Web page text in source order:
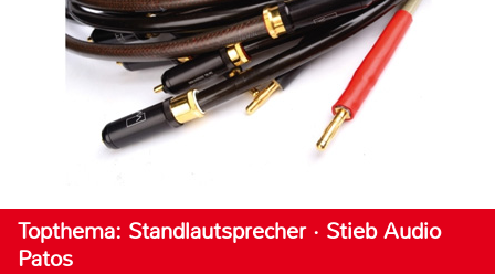
Topthema: Standlautsprecher · Stieb Audio
Patos